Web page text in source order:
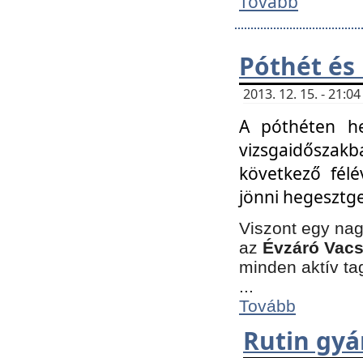
Póthét és
2013. 12. 15. -
A póthéten
következő
jönni
Viszont egy
az Évzáró
minden aktív
...
Tovább
Rutin